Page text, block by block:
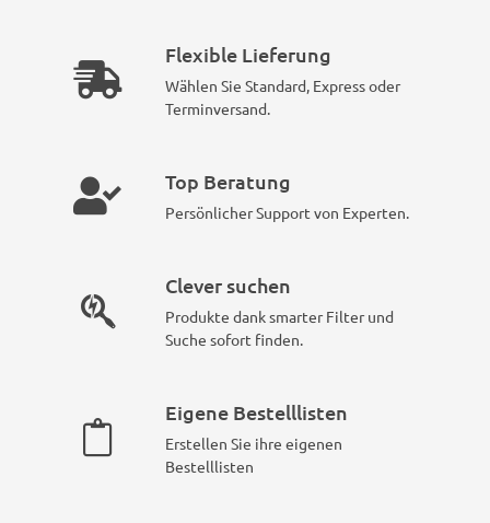
Flexible Lieferung
Wählen Sie Standard, Express oder
Terminversand.
Top Beratung
Persönlicher Support von Experten.
Clever suchen
Produkte dank smarter Filter und
Suche sofort finden.
Eigene Bestelllisten
Erstellen Sie ihre eigenen
Bestelllisten